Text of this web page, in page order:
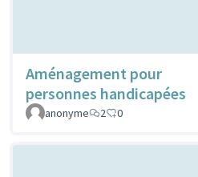
Aménagement pour
personnes handicapées
anonyme
2 0